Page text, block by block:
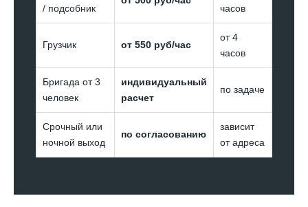
/ подсобник
часов
Грузчик от 550 руб/час
от 4
часов
Бригада от 3
человек
индивидуальный
расчет
по задаче
Срочный или
ночной выход
по согласованию
зависит
от адреса